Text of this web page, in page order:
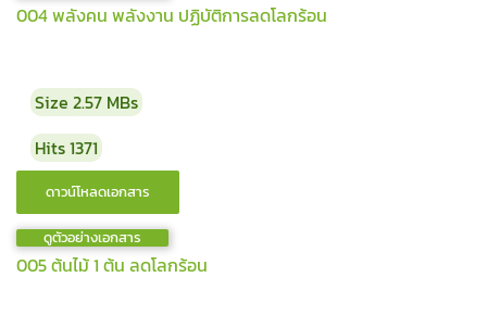
004 พลังคน พลังงาน ปฏิบัติการลดโลกร้อน
Size 2.57 MBs
Hits1371
ดูตัวอย่างเอกสาร
005 ต้นไม้ 1 ต้น ลดโลกร้อน